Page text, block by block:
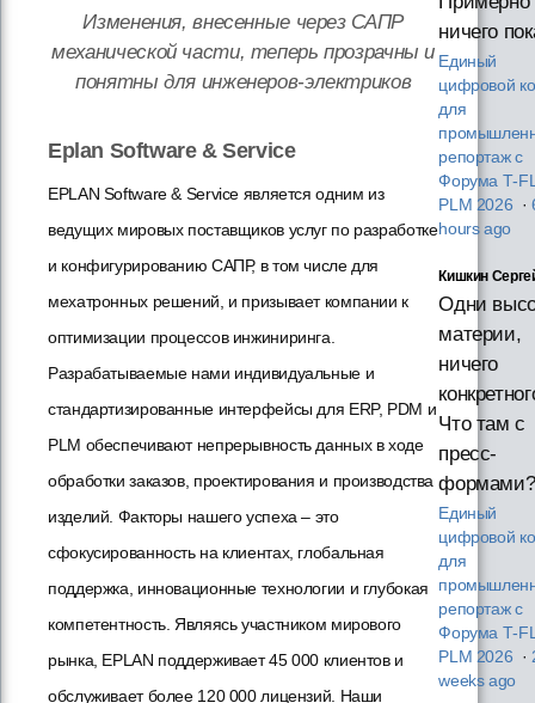
Изменения, внесенные через САПР
механической части, теперь прозрачны и
понятны для инженеров-электриков
Eplan Software & Service
EPLAN Software & Service является одним из
ведущих мировых поставщиков услуг по разработке
и конфигурированию САПР, в том числе для
мехатронных решений, и призывает компании к
оптимизации процессов инжиниринга.
Разрабатываемые нами индивидуальные и
стандартизированные интерфейсы для ERP, PDM и
PLM обеспечивают непрерывность данных в ходе
обработки заказов, проектирования и производства
изделий. Факторы нашего успеха – это
сфокусированность на клиентах, глобальная
поддержка, инновационные технологии и глубокая
компетентность. Являясь участником мирового
рынка, EPLAN поддерживает 45 000 клиентов и
обслуживает более 120 000 лицензий. Наши
ничего
Единый
цифровой
для
репортаж с
Форума
PLM 2026 ·
hours ago
Кишкин
Одни
материи,
ничего
Что там с
пресс-
формами?
Единый
цифровой
для
репортаж с
Форума
PLM 2026 ·
weeks ago